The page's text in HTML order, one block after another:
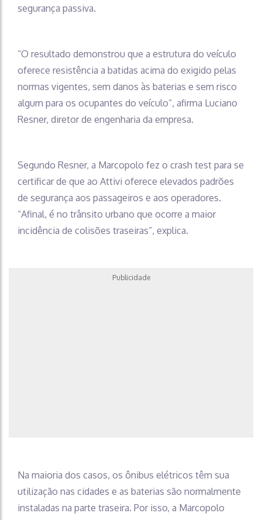
segurança passiva.
“O resultado demonstrou que a estrutura do veículo
oferece resistência a batidas acima do exigido pelas
normas vigentes, sem danos às baterias e sem risco
algum para os ocupantes do veículo”, afirma Luciano
Resner, diretor de engenharia da empresa.
Segundo Resner, a Marcopolo fez o crash test para se
certificar de que ao Attivi oferece elevados padrões
de segurança aos passageiros e aos operadores.
“Afinal, é no trânsito urbano que ocorre a maior
incidência de colisões traseiras”, explica.
Publicidade
Na maioria dos casos, os ônibus elétricos têm sua
utilização nas cidades e as baterias são normalmente
instaladas na parte traseira. Por isso, a Marcopolo